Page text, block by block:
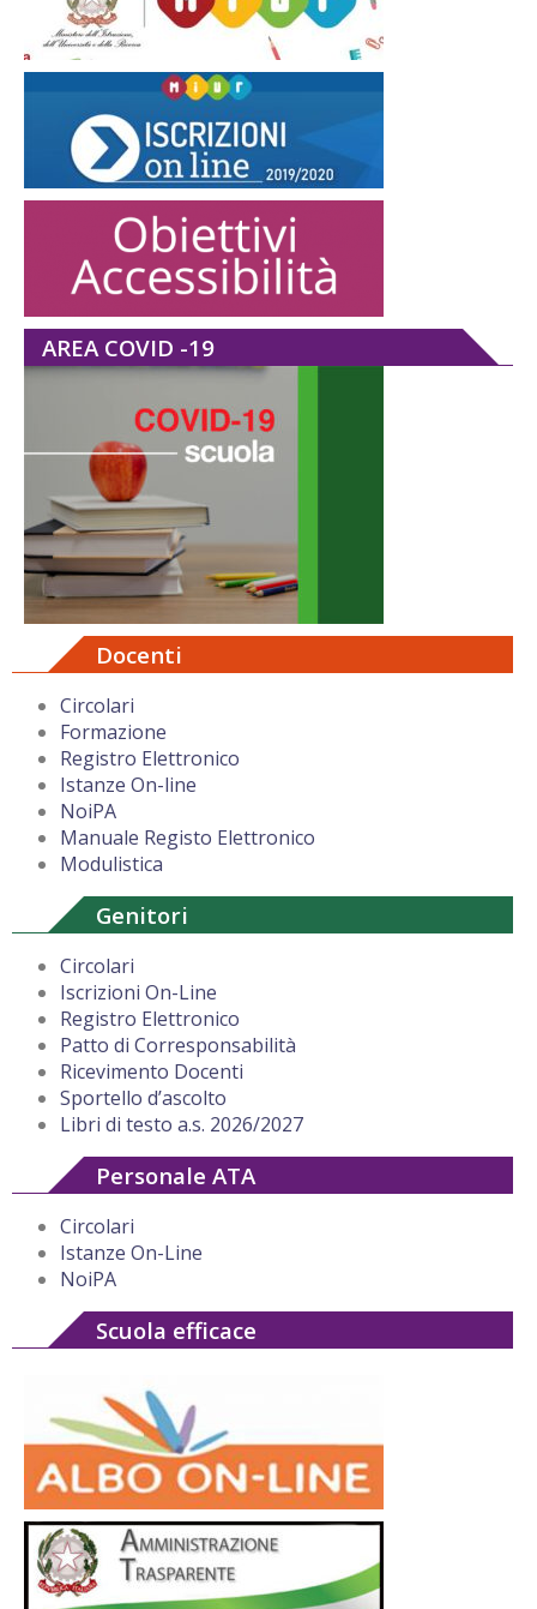
AREA COVID -19
Docenti
Circolari
Formazione
Registro Elettronico
Istanze On-line
NoiPA
Manuale Registo Elettronico
Modulistica
Genitori
Circolari
Iscrizioni On-Line
Registro Elettronico
Patto di Corresponsabilità
Ricevimento Docenti
Sportello d’ascolto
Libri di testo a.s. 2026/2027
Personale ATA
Circolari
Istanze On-Line
NoiPA
Scuola efficace